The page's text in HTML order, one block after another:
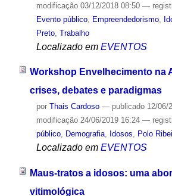
modificação03/12/2018 08:50 —
Evento público, Empreendedorismo,
Preto, Trabalho
Localizado em EVENTOS
Workshop Envelhecimento na
crises, debates e paradigmas
por Thais Cardoso — publicado12/06/
modificação24/06/2019 16:24 —
público, Demografia, Idosos, Polo
Localizado em EVENTOS
Maus-tratos a idosos: uma
vitimológica